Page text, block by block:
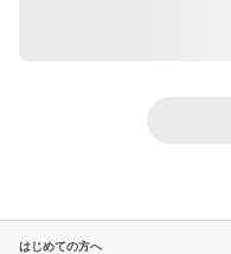
はじめての方へ